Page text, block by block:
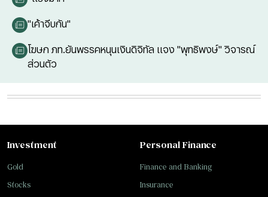
"เค้าจีบกัน"
โฆษก ภท.ยันพรรคหนุนเงินดิจิทัล แจง "พุทธิพงษ์" วิจารณ์
ส่วนตัว
Investment
Gold
Stocks
Personal Finance
Finance and Banking
Insurance